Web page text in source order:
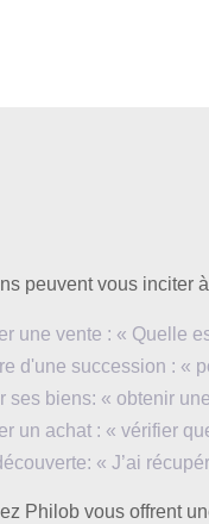
peuvent vous inciter
une vente : « Quelle
d'une succession : «
ses biens: « obtenir
un achat : « vérifier
« J’ai
Philob vous offrent